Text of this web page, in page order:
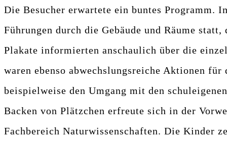
Die Besucher erwartete ein buntes Programm.
Führungen durch die Gebäude und Räume
Plakate informierten anschaulich über die
waren ebenso abwechslungsreiche Aktionen
beispielweise den Umgang mit den
Backen von Plätzchen erfreute sich in der
Fachbereich Naturwissenschaften. Die Kinder